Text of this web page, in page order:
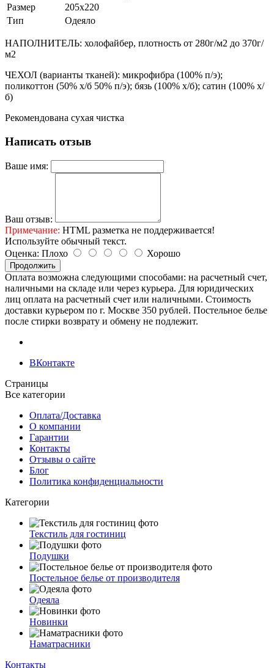
Размер
205х220
Тип
Одеяло
НАПОЛНИТЕЛЬ: холофайбер, плотность от 280г/м2 до 370г/
м2
ЧЕХОЛ (варианты тканей): микрофибра (100% п/э);
поликоттон (50% х/б 50% п/э); бязь (100% х/б); сатин (100% х/
б)
Рекомендована сухая чистка
Написать отзыв
Ваше имя:
Ваш отзыв:
Примечание: HTML разметка не поддерживается!
Используйте обычный текст.
Оценка: Плохо Хорошо
Продолжить
Оплата возможна следующими способами: на расчетный счет,
наличными на складе или через курьера. Для юридических
лиц оплата на расчетный счет или наличными. Стоимость
доставки курьером по г. Москве 350 рублей. Постельное белье
после стирки возврату и обмену не подлежит.
ВКонтакте
Страницы
Все категории
Оплата/Доставка
О компании
Гарантии
Контакты
Отзывы о сайте
Блог
Политика конфиденциальности
Категории
Текстиль для гостиниц
Подушки
Постельное белье от производителя
Одеяла
Новинки
Наматрасники
Контакты